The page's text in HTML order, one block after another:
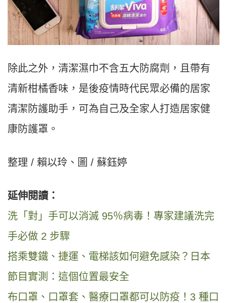
除此之外，清潔濕巾不含五大防腐劑，且帶有
清新柑橘香味，是後疫情時代民眾必備的居家
清潔防護助手，可為自己及全家人打造居家健
康防護罩。
整理 / 賴以玲、圖 / 蘇鈺婷
延伸閱讀：
洗「對」手可以消滅 95％病毒！專家建議洗完
手必做 2 步驟
搭乘雙鐵、捷運、電梯該如何避免感染？日本
節目實測：這個位置最安全
布口罩、口罩套、醫療口罩都可以防疫！3 種口